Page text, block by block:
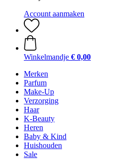
Account aanmaken
Winkelmandje € 0,00
Merken
Parfum
Make-Up
Verzorging
Haar
K-Beauty
Heren
Baby & Kind
Huishouden
Sale